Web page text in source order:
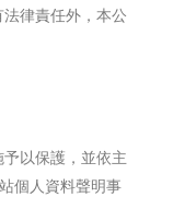
律責任外，本公
以保護，並依主
個人資料聲明事